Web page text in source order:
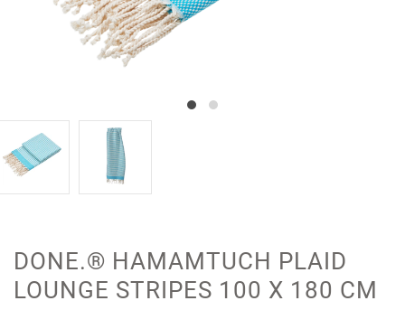
DONE.® HAMAMTUCH PLAID
LOUNGE STRIPES 100 X 180 CM